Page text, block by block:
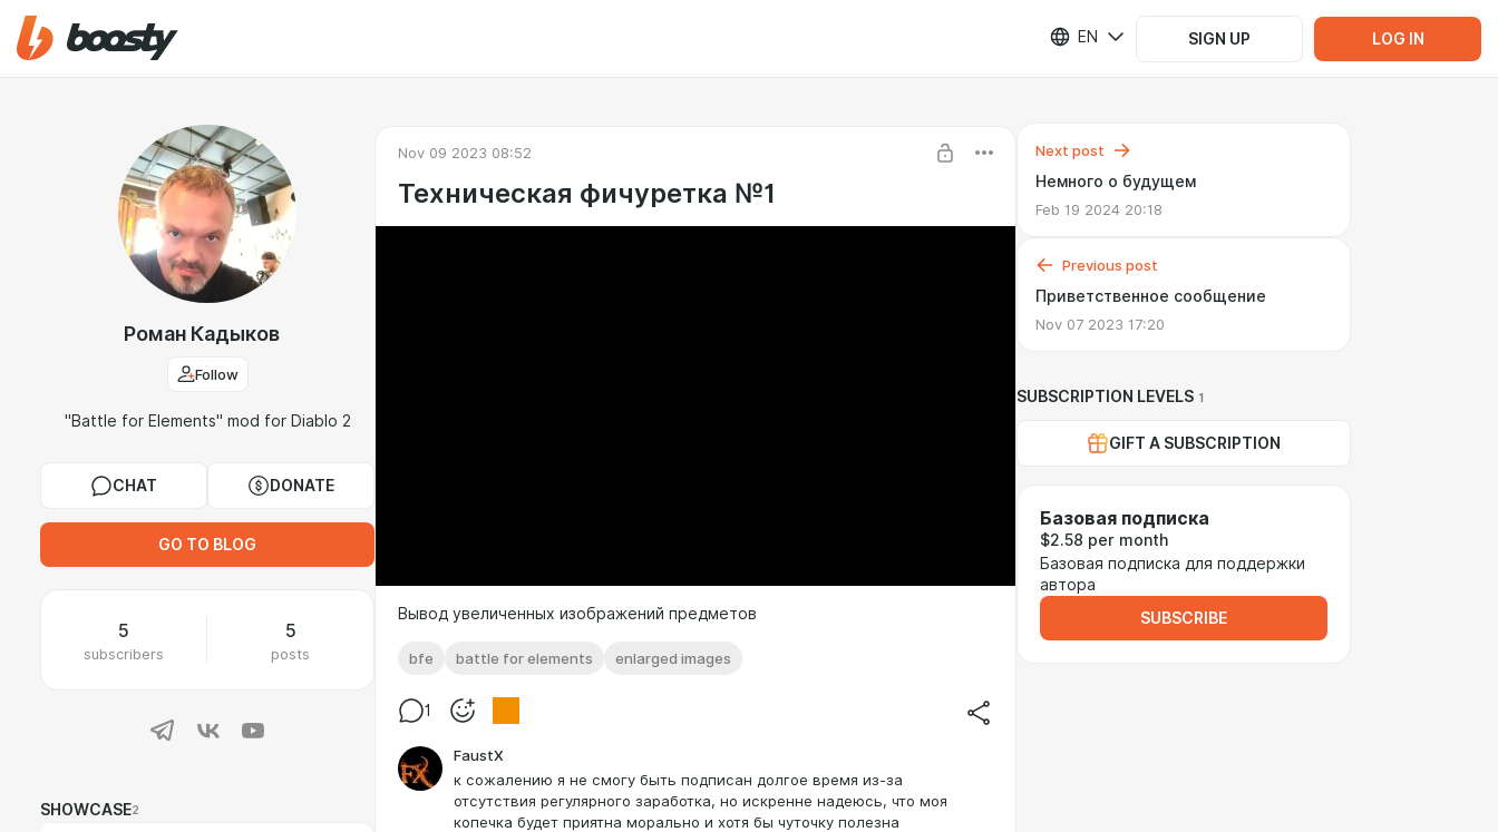
EN SIGN UP LOG IN
Роман Кадыков
Follow
"Battle for Elements" mod for Diablo 2
CHAT DONATE
GO TO BLOG
5
subscribers
5
posts
SHOWCASE2
Nov 09 2023 08:52
Техническая фичуретка №1
Вывод увеличенных изображений предметов
bfe battle for elements enlarged images
1
FaustX
к сожалению я не смогу быть подписан долгое время из-за
отсутствия регулярного заработка, но искренне надеюсь, что моя
копечка будет приятна морально и хотя бы чуточку полезна
Next post
Немного о будущем
Feb 19 2024 20:18
Previous post
Приветственное сообщение
Nov 07 2023 17:20
SUBSCRIPTION LEVELS 1
GIFT A SUBSCRIPTION
Базовая подписка
$2.58 per month
Базовая подписка для поддержки
автора
SUBSCRIBE